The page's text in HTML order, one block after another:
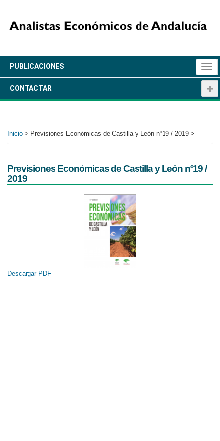
contenido
+
PUBLICACIONES
+
CONTACTAR
Inicio > Previsiones Económicas de Castilla y León nº19 / 2019 >
Previsiones Económicas de Castilla y León nº19 /
2019
Descargar PDF